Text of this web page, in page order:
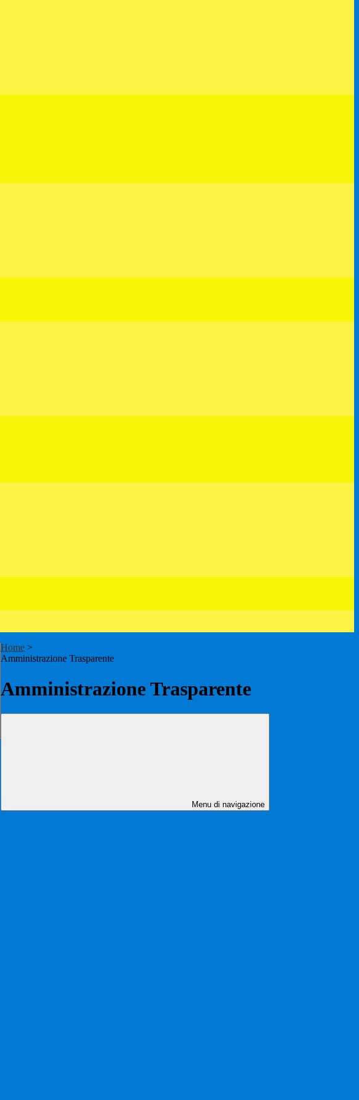
Home >
Amministrazione Trasparente
Amministrazione Trasparente
Menu di navigazione